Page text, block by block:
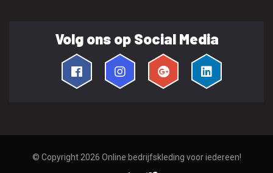
Volg ons op Social Media
© Copyright 2026 Online bedrijfskleding voor iedereen!